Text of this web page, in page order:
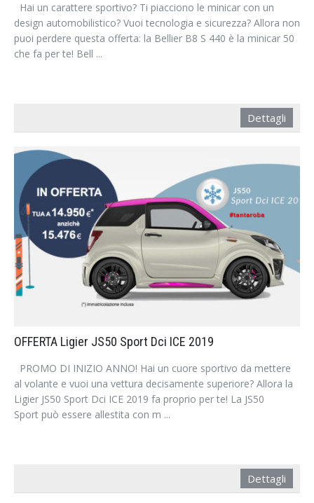
Hai un carattere sportivo? Ti piacciono le minicar con un
design automobilistico? Vuoi tecnologia e sicurezza? Allora non
puoi perdere questa offerta: la Bellier B8 S 440 è la minicar 50
che fa per te! Bell ...
Dettagli
OFFERTA Ligier JS50 Sport Dci ICE 2019
PROMO DI INIZIO ANNO! Hai un cuore sportivo da mettere
al volante e vuoi una vettura decisamente superiore? Allora la
Ligier JS50 Sport Dci ICE 2019 fa proprio per te! La JS50
Sport può essere allestita con m ...
Dettagli